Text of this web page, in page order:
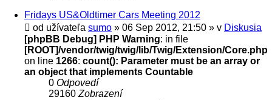
Fridays US&Oldtimer Cars Meeting 2012
od užívateľa sumo » 06 Sep 2012, 21:50 » v Diskusia
[phpBB Debug] PHP Warning: in file
[ROOT]/vendor/twig/twig/lib/Twig/Extension/Core.php
on line 1266: count(): Parameter must be an array or
an object that implements Countable
0 Odpovedí
29160 Zobrazení